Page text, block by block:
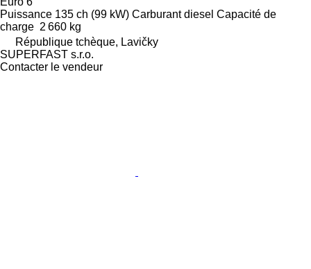
Puissance 135 ch (99 kW) Carburant diesel Capacité de
charge 2 660 kg
République tchèque, Lavičky
SUPERFAST s.r.o.
Contacter le vendeur